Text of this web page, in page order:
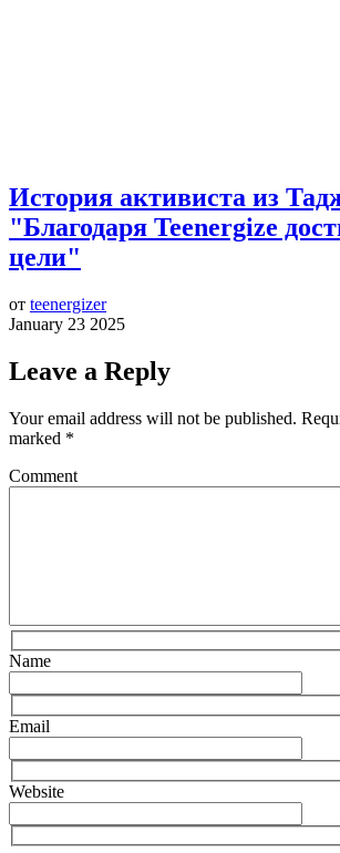
История активиста из
"Благодаря Teenergize
цели"
от teenergizer
January 23 2025
Leave a Reply
Your email address will not be published.
marked *
Comment
Name
Email
Website